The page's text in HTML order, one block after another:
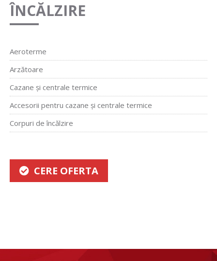
ÎNCĂLZIRE
Aeroterme
Arzătoare
Cazane și centrale termice
Accesorii pentru cazane și centrale termice
Corpuri de încălzire
CERE OFERTA